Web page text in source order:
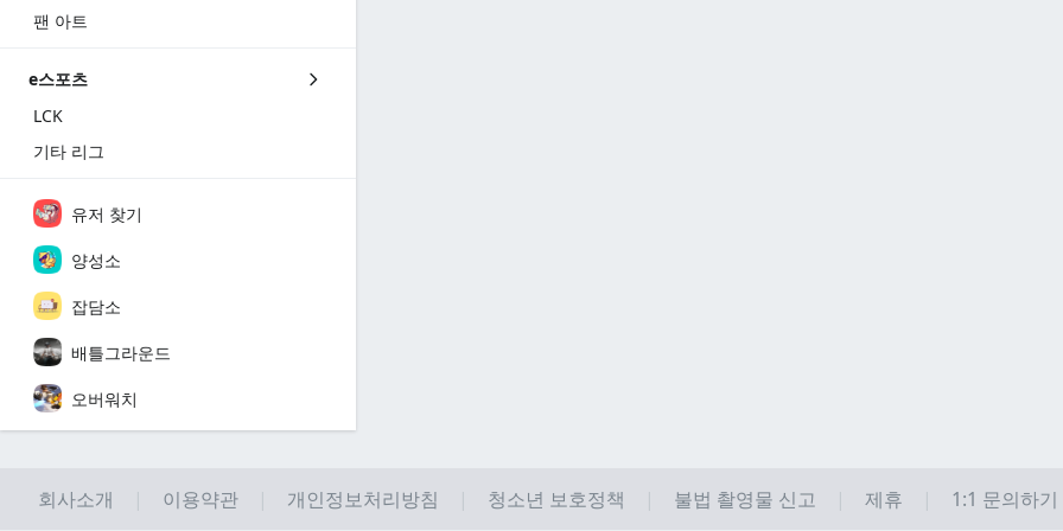
팬 아트
e스포츠
LCK
기타 리그
유저 찾기
양성소
잡담소
배틀그라운드
오버워치
회사소개 이용약관 개인정보처리방침 청소년 보호정책 불법 촬영물 신고 제휴 1:1 문의하기